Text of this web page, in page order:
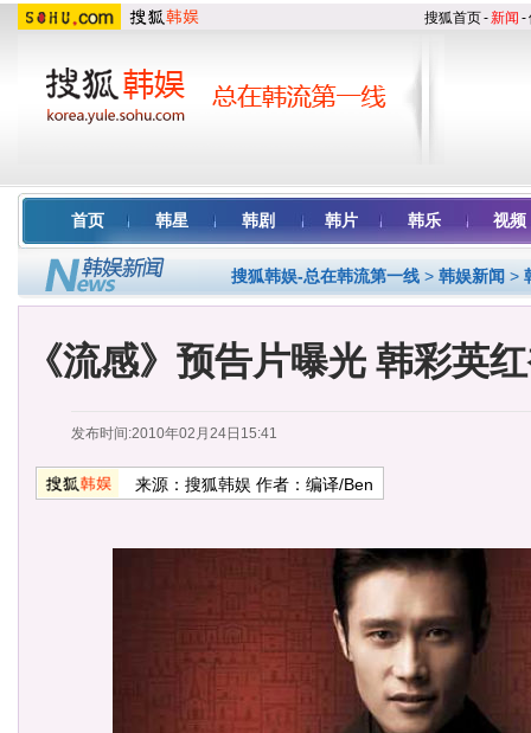
搜狐首页-新闻 -
首页 韩星 韩剧 韩片 韩乐 视频
搜狐韩娱-总在韩流第一线 > 韩娱新闻 >
《流感》预告片曝光 韩彩英
发布时间:2010年02月24日15:41
来源： 搜狐韩娱 作者：编译/Ben